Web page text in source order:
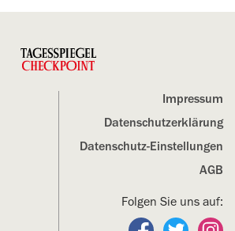
Impressum
Datenschutz­erklärung
Datenschutz-Einstellungen
AGB
Folgen Sie uns auf:
Folgen Sie